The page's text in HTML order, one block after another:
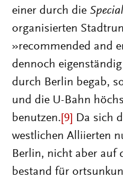
einer durch die
organisierten
»recommended and
dennoch
durch Berlin begab,
und die U-Bahn
benutzen. [9]
Da sich
westlichen Alliierten
Berlin, nicht aber auf
bestand für